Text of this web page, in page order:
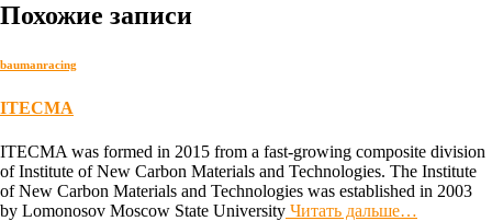
Похожие записи
baumanracing
ITECMA
ITECMA was formed in 2015 from a fast-growing composite division
of Institute of New Carbon Materials and Technologies. The Institute
of New Carbon Materials and Technologies was established in 2003
by Lomonosov Moscow State University Читать дальше…